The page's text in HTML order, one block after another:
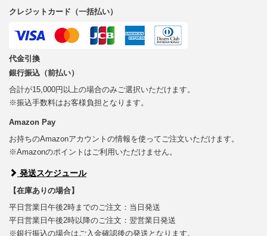
クレジットカード（一括払い）
代金引換
銀行振込（前払い）
合計が15,000円以上の場合のみご選択いただけます。
※振込手数料はお客様負担となります。
Amazon Pay
お持ちのAmazonアカウントの情報を使ってご注文いただけます。
※Amazonのポイントはご利用いただけません。
発送スケジュール
【在庫ありの場合】
平日営業日午後2時までのご注文：当日発送
平日営業日午後2時以降のご注文：翌営業日発送
※銀行振込の場合はご入金確認後の発送となります。